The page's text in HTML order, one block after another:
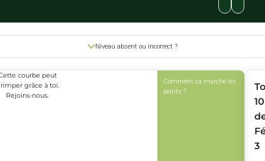
Niveau absent ou incorrect ?
courbe peut
grâce à toi.
Rejoins-nous.
Comment ça marche les
points ?
10
3